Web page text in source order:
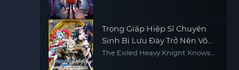
Trọng Giáp Hiệp Sĩ Chuyển
Sinh Bị Lưu Đày Trở Nên Vô
Địch Nhờ Kiến Thức Về Game
The Exiled Heavy Knight Knows